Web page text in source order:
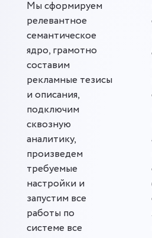
Мы сформируем
релевантное
семантическое
ядро, грамотно
составим
рекламные тезисы
и описания,
подключим
сквозную
аналитику,
произведем
требуемые
настройки и
запустим все
работы по
системе все